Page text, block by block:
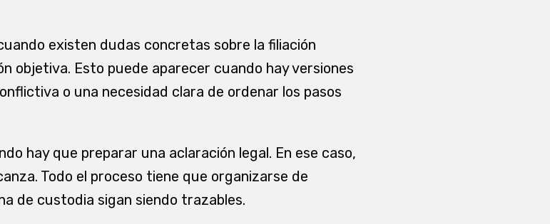
existen dudas concretas sobre la filiación
objetiva. Esto puede aparecer cuando hay versiones
o una necesidad clara de ordenar los pasos
hay que preparar una aclaración legal. En ese caso,
Todo el proceso tiene que organizarse de
de custodia sigan siendo trazables.